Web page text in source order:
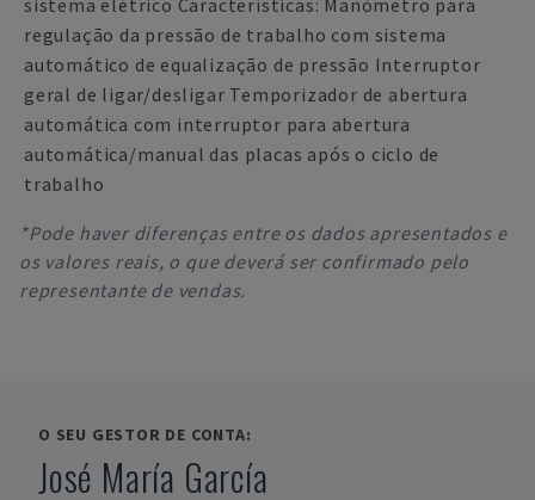
sistema elétrico Características: Manómetro para
regulação da pressão de trabalho com sistema
automático de equalização de pressão Interruptor
geral de ligar/desligar Temporizador de abertura
automática com interruptor para abertura
automática/manual das placas após o ciclo de
trabalho
*Pode haver diferenças entre os dados apresentados e
os valores reais, o que deverá ser confirmado pelo
representante de vendas.
O SEU GESTOR DE CONTA:
José María García